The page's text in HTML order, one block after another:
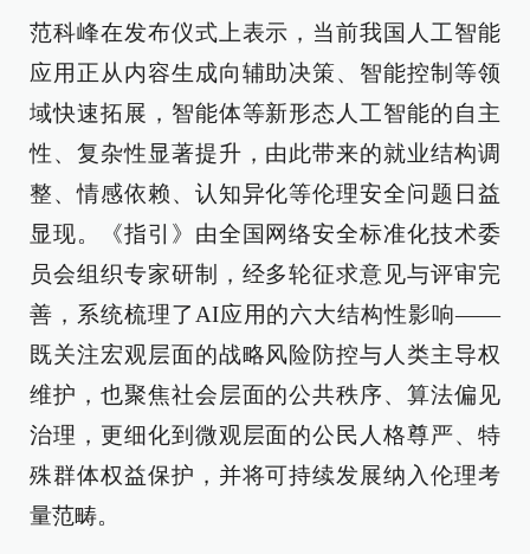
范科峰在发布仪式上表示，当前我国人工智能
应用正从内容生成向辅助决策、智能控制等领
域快速拓展，智能体等新形态人工智能的自主
性、复杂性显著提升，由此带来的就业结构调
整、情感依赖、认知异化等伦理安全问题日益
显现。《指引》由全国网络安全标准化技术委
员会组织专家研制，经多轮征求意见与评审完
善，系统梳理了AI应用的六大结构性影响——
既关注宏观层面的战略风险防控与人类主导权
维护，也聚焦社会层面的公共秩序、算法偏见
治理，更细化到微观层面的公民人格尊严、特
殊群体权益保护，并将可持续发展纳入伦理考
量范畴。